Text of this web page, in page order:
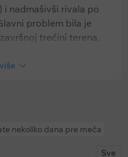
i nadmašivši rivala po
problem bila je
trećini terena.
bok bi trebalo da se
i dalje računati na
povrede. Ozbiljnu
nekoliko dana pre meča
Sve